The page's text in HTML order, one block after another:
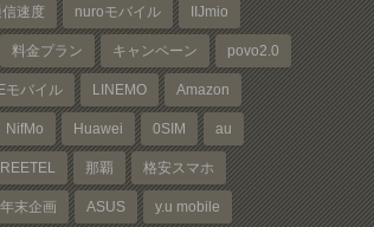
速度 nuroモバイル IIJmio
料金プラン キャンペーン povo2.0
モバイル LINEMO Amazon
NifMo Huawei 0SIM au
那覇 格安スマホ
年末企画 ASUS y.u mobile